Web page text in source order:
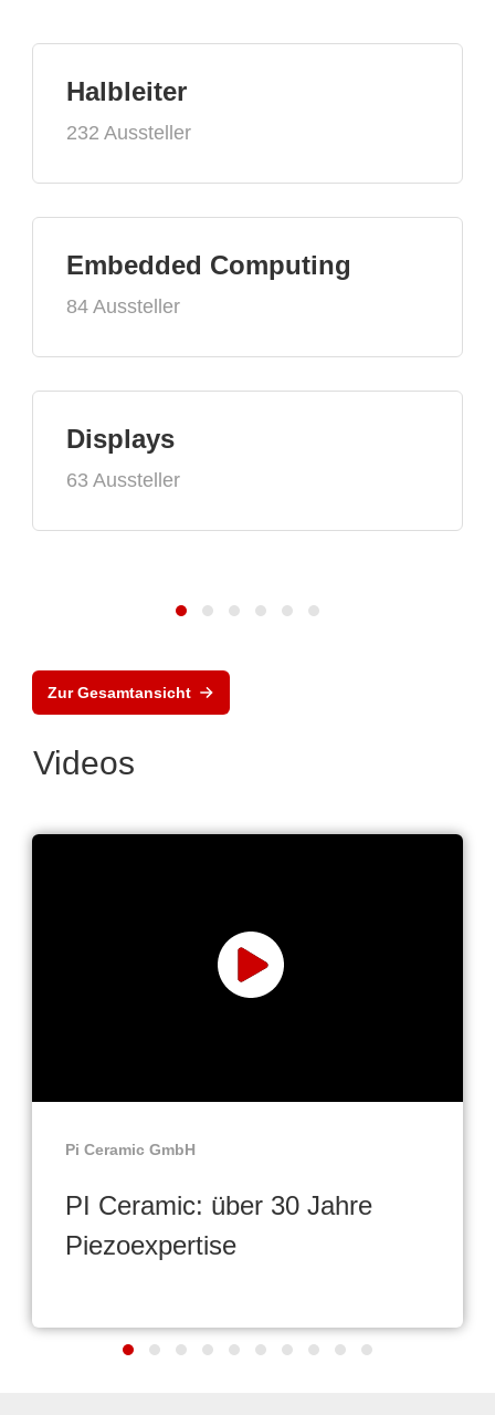
Halbleiter
232 Aussteller
Embedded Computing
84 Aussteller
Displays
63 Aussteller
Zur Gesamtansicht
Videos
Pi Ceramic GmbH
PI Ceramic: über 30 Jahre
Piezoexpertise